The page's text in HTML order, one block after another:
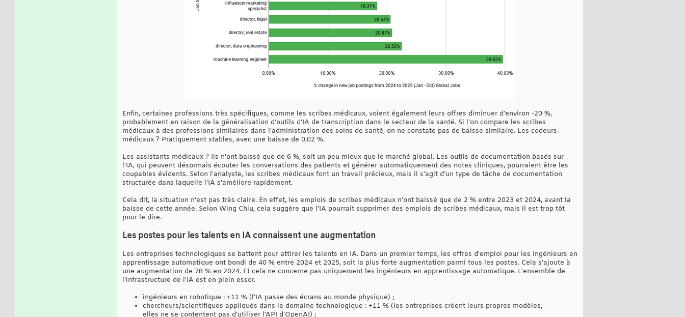
Enfin, certaines professions très spécifiques, comme les scribes médicaux, voient également leurs offres diminuer d’environ -20 %,
probablement en raison de la généralisation d’outils d’IA de transcription dans le secteur de la santé. Si l'on compare les scribes
médicaux à des professions similaires dans l'administration des soins de santé, on ne constate pas de baisse similaire. Les codeurs
médicaux ? Pratiquement stables, avec une baisse de 0,02 %.
Les assistants médicaux ? Ils n'ont baissé que de 6 %, soit un peu mieux que le marché global. Les outils de documentation basés sur
l'IA, qui peuvent désormais écouter les conversations des patients et générer automatiquement des notes cliniques, pourraient être les
coupables évidents. Selon l'analyste, les scribes médicaux font un travail précieux, mais il s'agit d'un type de tâche de documentation
structurée dans laquelle l'IA s'améliore rapidement.
Cela dit, la situation n'est pas très claire. En effet, les emplois de scribes médicaux n'ont baissé que de 2 % entre 2023 et 2024, avant la
baisse de cette année. Selon Wing Chiu, cela suggère que l'IA pourrait supprimer des emplois de scribes médicaux, mais il est trop tôt
pour le dire.
Les postes pour les talents en IA connaissent une augmentation
Les entreprises technologiques se battent pour attirer les talents en IA. Dans un premier temps, les offres d'emploi pour les ingénieurs en
apprentissage automatique ont bondi de 40 % entre 2024 et 2025, soit la plus forte augmentation parmi tous les postes. Cela s'ajoute à
une augmentation de 78 % en 2024. Et cela ne concerne pas uniquement les ingénieurs en apprentissage automatique. L'ensemble de
l'infrastructure de l'IA est en plein essor.
ingénieurs en robotique : +11 % (l'IA passe des écrans au monde physique) ;
chercheurs/scientifiques appliqués dans le domaine technologique : +11 % (les entreprises créent leurs propres modèles,
elles ne se contentent pas d'utiliser l'API d'OpenAI) ;